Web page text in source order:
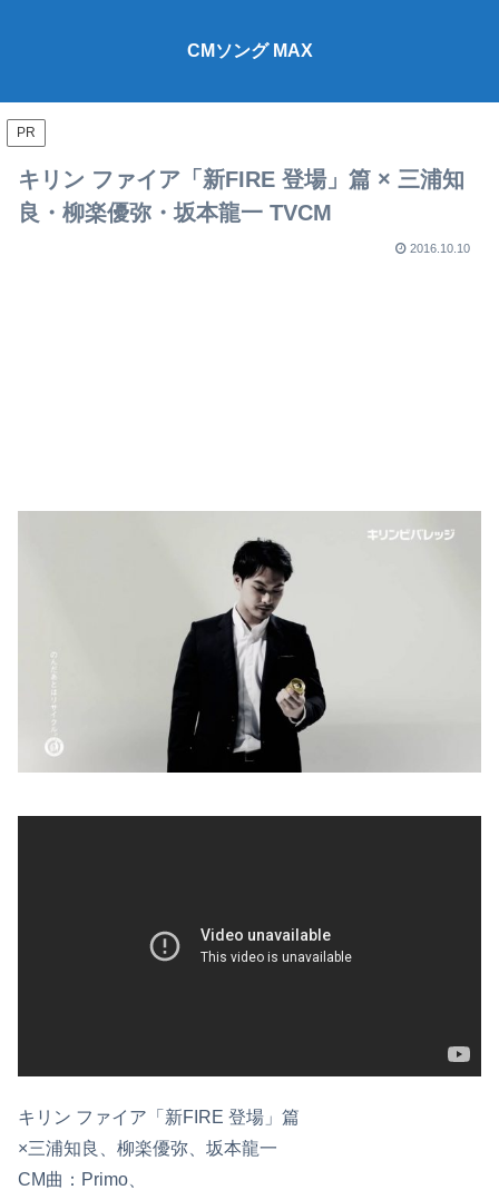
CMソング MAX
PR
キリン ファイア「新FIRE 登場」篇 × 三浦知
良・柳楽優弥・坂本龍一 TVCM
2016.10.10
キリン ファイア「新FIRE 登場」篇
×三浦知良、柳楽優弥、坂本龍一
CM曲：Primo、